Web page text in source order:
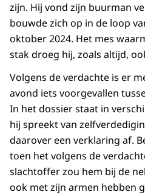
zijn. Hij vond zijn buurman
bouwde zich op in de loop
oktober 2024. Het mes
stak droeg hij, zoals altijd,
Volgens de verdachte is er
avond iets voorgevallen
In het dossier staat in
hij spreekt van
daarover een verklaring af.
toen het volgens de
slachtoffer zou hem bij de
ook met zijn armen hebben